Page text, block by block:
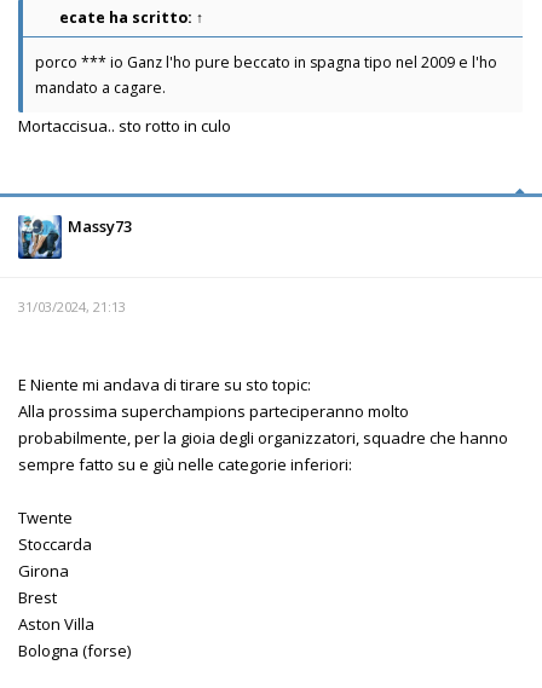
ecate ha scritto: ↑
porco *** io Ganz l'ho pure beccato in spagna tipo nel 2009 e l'ho
mandato a cagare.
Mortaccisua.. sto rotto in culo
Massy73
31/03/2024, 21:13
E Niente mi andava di tirare su sto topic:
Alla prossima superchampions parteciperanno molto
probabilmente, per la gioia degli organizzatori, squadre che hanno
sempre fatto su e giù nelle categorie inferiori:
Twente
Stoccarda
Girona
Brest
Aston Villa
Bologna (forse)